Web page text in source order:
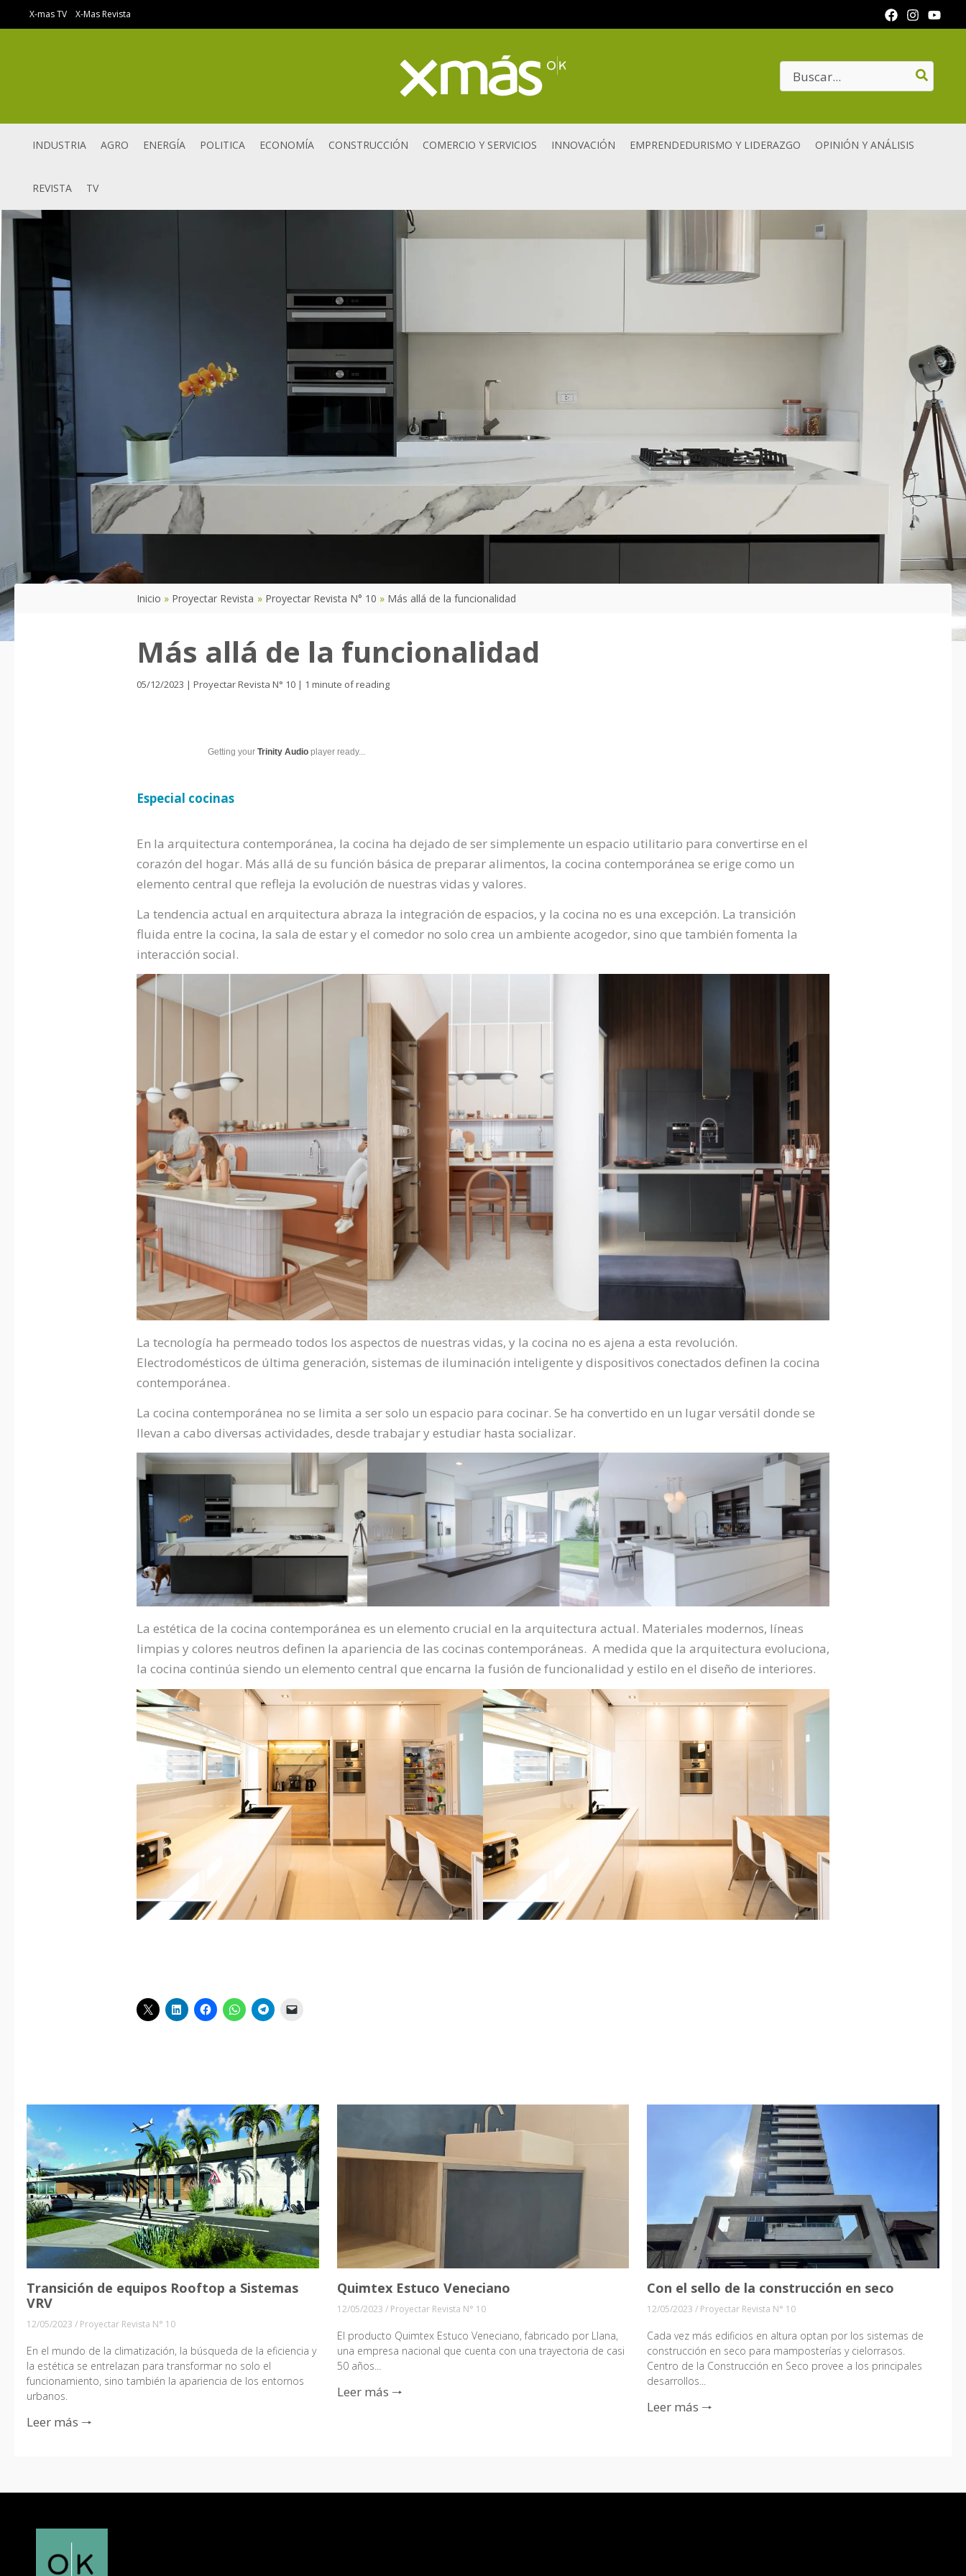
al
X-mas TV X-Mas Revista
Search
for:
INDUSTRIA AGRO ENERGÍA POLITICA ECONOMÍA CONSTRUCCIÓN COMERCIO Y SERVICIOS INNOVACIÓN EMPRENDEDURISMO Y LIDERAZGO OPINIÓN Y ANÁLISIS
REVISTA TV
Inicio Proyectar Revista Proyectar Revista N° 10 Más allá de la funcionalidad
Más allá de la funcionalidad
05/12/2023 | Proyectar Revista N° 10 | 1 minute of reading
Getting your Trinity Audio player ready...
Especial cocinas
En la arquitectura contemporánea, la cocina ha dejado de ser simplemente un espacio utilitario para convertirse en el
corazón del hogar. Más allá de su función básica de preparar alimentos, la cocina contemporánea se erige como un
elemento central que refleja la evolución de nuestras vidas y valores.
La tendencia actual en arquitectura abraza la integración de espacios, y la cocina no es una excepción. La transición
fluida entre la cocina, la sala de estar y el comedor no solo crea un ambiente acogedor, sino que también fomenta la
interacción social.
La tecnología ha permeado todos los aspectos de nuestras vidas, y la cocina no es ajena a esta revolución.
Electrodomésticos de última generación, sistemas de iluminación inteligente y dispositivos conectados definen la cocina
contemporánea.
La cocina contemporánea no se limita a ser solo un espacio para cocinar. Se ha convertido en un lugar versátil donde se
llevan a cabo diversas actividades, desde trabajar y estudiar hasta socializar.
La estética de la cocina contemporánea es un elemento crucial en la arquitectura actual. Materiales modernos, líneas
limpias y colores neutros definen la apariencia de las cocinas contemporáneas. A medida que la arquitectura evoluciona,
la cocina continúa siendo un elemento central que encarna la fusión de funcionalidad y estilo en el diseño de interiores.
Transición de equipos Rooftop a Sistemas
VRV
12/05/2023 / Proyectar Revista N° 10
En el mundo de la climatización, la búsqueda de la eficiencia y
la estética se entrelazan para transformar no solo el
funcionamiento, sino también la apariencia de los entornos
urbanos.
Leer más 🠒
Quimtex Estuco Veneciano
12/05/2023 / Proyectar Revista N° 10
El producto Quimtex Estuco Veneciano, fabricado por Llana,
una empresa nacional que cuenta con una trayectoria de casi
50 años...
Leer más 🠒
Con el sello de la construcción en seco
12/05/2023/ Proyectar Revista N° 10
Cada vez más edificios en altura optan por los sistemas de
construcción en seco para mamposterías y cielorrasos.
Centro de la Construcción en Seco provee a los principales
desarrollos...
Leer más 🠒